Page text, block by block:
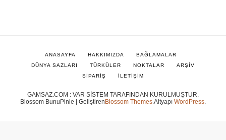
GAMSAZ.COM : VAR SİSTEM TARAFINDAN KURULMUŞTUR.
Blossom BunuPinle | Geliştiren Blossom Themes .Altyapı WordPress
ANASAYFA HAKKIMIZDA
BAĞLAMALAR
DÜNYA SAZLARI
TÜRKÜLER NOKTALAR
ARŞİV
SİPARİŞ
İLETİŞİM